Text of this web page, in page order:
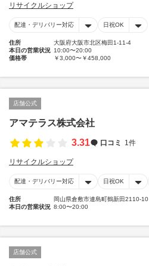
リサイクルショップ
配達・デリバリー対応 日祝OK
住所
大阪府大阪市北区梅田1-11-4
本日の営業状況 10:00〜20:00
価格帯
￥3,000〜￥458,000
店舗公式
アマテラス株式会社
3.31
口コミ 1件
リサイクルショップ
配達・デリバリー対応 日祝OK
住所
岡山県倉敷市連島町鶴新田2110-10
本日の営業状況 8:00〜20:00
店舗公式